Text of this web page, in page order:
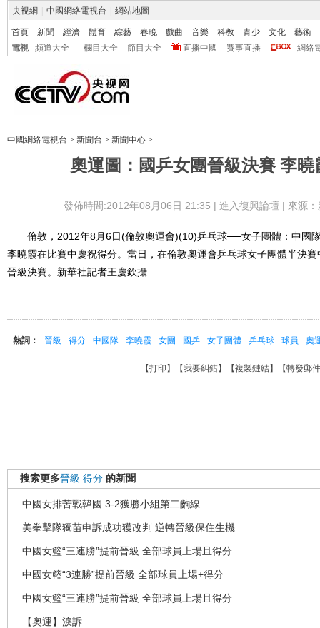
央視網 中國網絡電視台 網站地圖
首頁 新聞 經濟 體育 綜藝 春晚 戲曲 音樂 科教 青少 文化
藝術
電視
頻道大全 欄目大全 節目大全 直播中國 賽事直播 網絡
中國網絡電視台 > 新聞台 > 新聞中心 >
奧運圖：國乒女團晉級決賽 李曉
發佈時間:2012年08月06日 21:35 | 進入復興論壇 | 來源
倫敦，2012年8月6日(倫敦奧運會)(10)乒乓球──女子團體：中國
李曉霞在比賽中慶祝得分。當日，在倫敦奧運會乒乓球女子團體半決
晉級決賽。新華社記者王慶欽攝
熱詞： 晉級 得分 中國隊 李曉霞 女團 國乒 女子團體 乒乓球 球員 奧
【打印 】【我要糾錯】【複製鏈結】【轉發郵件
搜索更多晉級 得分 的新聞
中國女排苦戰韓國 3-2獲勝小組第二齣線
美拳擊隊獨苗申訴成功獲改判 逆轉晉級保住生機
中國女籃“三連勝”提前晉級 全部球員上場且得分
中國女籃“3連勝”提前晉級 全部球員上場+得分
中國女籃“三連勝”提前晉級 全部球員上場且得分
【奧運】淚訴